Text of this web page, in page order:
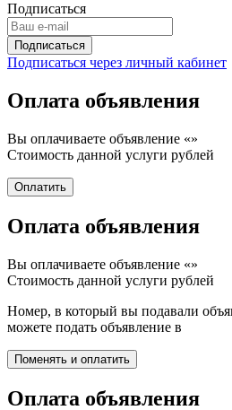
Подписаться
Подписаться через личный кабинет
Оплата объявления
Вы оплачиваете объявление «»
Стоимость данной услуги рублей
Оплата объявления
Вы оплачиваете объявление «»
Стоимость данной услуги рублей
Номер, в который вы подавали
можете подать объявление в
Оплата объявления